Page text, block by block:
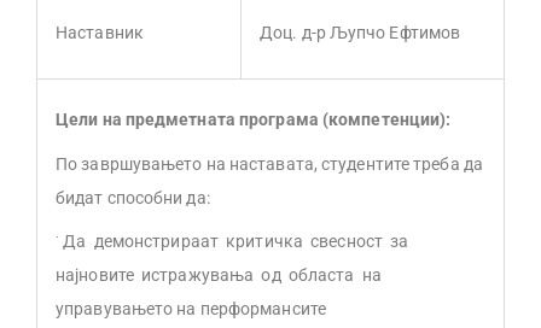
Наставник Доц. д-р Љупчо Ефтимов
Цели на предметната програма (компетенции):
По завршувањето на наставата, студентите треба да
бидат способни да:
· Да демонстрираат критичка свесност за
најновите истражувања од областа на
управувањето на перформансите